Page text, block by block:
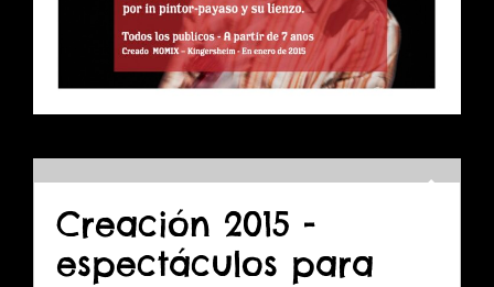
Creación 2015 -
espectáculos para